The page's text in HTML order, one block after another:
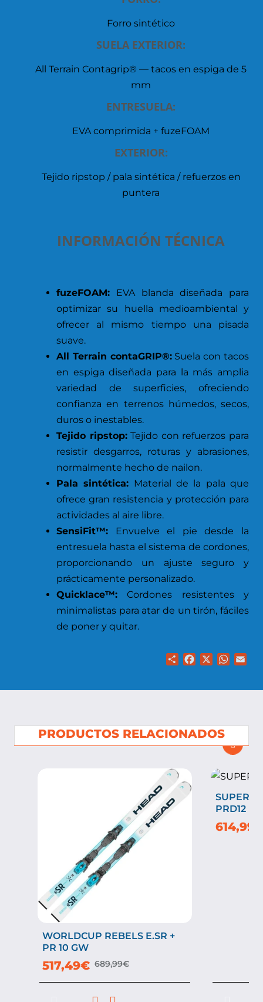
Forro sintético
SUELA EXTERIOR:
All Terrain Contagrip® — tacos en espiga de 5
mm
ENTRESUELA:
EVA comprimida + fuzeFOAM
EXTERIOR:
Tejido ripstop / pala sintética / refuerzos en
puntera
INFORMACIÓN TÉCNICA
fuzeFOAM: EVA blanda diseñada para
optimizar su huella medioambiental y
ofrecer al mismo tiempo una pisada
suave.
All Terrain contaGRIP®:Suela con tacos
en espiga diseñada para la más amplia
variedad de superficies, ofreciendo
confianza en terrenos húmedos, secos,
duros o inestables.
Tejido ripstop:Tejido con refuerzos para
resistir desgarros, roturas y abrasiones,
normalmente hecho de nailon.
Pala sintética: Material de la pala que
ofrece gran resistencia y protección para
actividades al aire libre.
SensiFit™: Envuelve el pie desde la
entresuela hasta el sistema de cordones,
proporcionando un ajuste seguro y
prácticamente personalizado.
Quicklace™: Cordones resistentes y
minimalistas para atar de un tirón, fáciles
de poner y quitar.
ShareFacebook
X
PRODUCTOS RELACIONADOS
-25%
WORLDCUP REBELS E.SR +
PR 10 GW
517,49€ 689,99€
-25%
PRD12